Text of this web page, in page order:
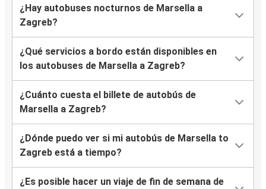
¿Hay autobuses nocturnos de Marsella a
Zagreb?
¿Qué servicios a bordo están disponibles en
los autobuses de Marsella a Zagreb?
¿Cuánto cuesta el billete de autobús de
Marsella a Zagreb?
¿Dónde puedo ver si mi autobús de Marsella to
Zagreb está a tiempo?
¿Es posible hacer un viaje de fin de semana de